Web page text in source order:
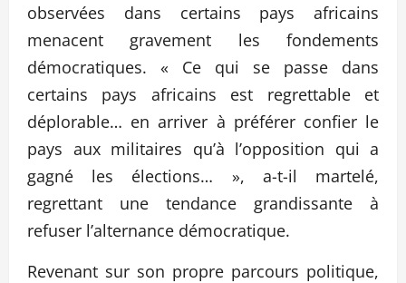
observées dans certains pays africains
menacent gravement les fondements
démocratiques. « Ce qui se passe dans
certains pays africains est regrettable et
déplorable… en arriver à préférer confier le
pays aux militaires qu’à l’opposition qui a
gagné les élections… », a-t-il martelé,
regrettant une tendance grandissante à
refuser l’alternance démocratique.
Revenant sur son propre parcours politique,